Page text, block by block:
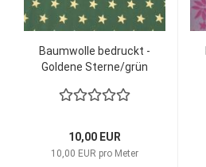
Baumwolle bedruckt -
Goldene Sterne/grün
10,00 EUR
10,00 EUR pro Meter